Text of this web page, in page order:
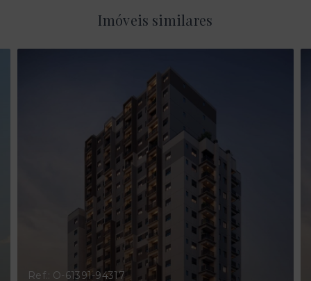
Imóveis similares
Ref.: O-61391-94317